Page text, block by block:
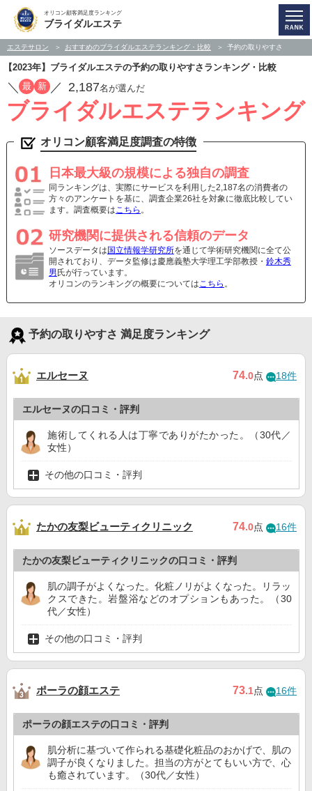
オリコン顧客満足度ランキング
ブライダルエステ
エステサロン おすすめのブライダルエステランキング・比較 予約の取りやすさ
【2023年】ブライダルエステの予約の取りやすさランキング・比較
／ 最 新 ／ 2,187名が選んだ
ブライダルエステランキング
オリコン顧客満足度調査の特徴
日本最大級の規模による独自の調査
同ランキングは、実際にサービスを利用した2,187名の消費者の
方々のアンケートを基に、調査企業26社を対象に徹底比較してい
ます。調査概要はこちら 。
研究機関に提供される信頼のデータ
ソースデータは 国立情報学研究所を通じて学術研究機関に全て公
開されており、データ監修は慶應義塾大学理工学部教授・ 鈴木秀
男 氏が行っています。
オリコンのランキングの概要についてはこちら 。
予約の取りやすさ 満足度ランキング
エルセーヌ 74.0点 18件
エルセーヌの口コミ・評判
施術してくれる人は丁寧でありがたかった。（30代／
女性）
その他の口コミ・評判
たかの友梨ビューティクリニック 74.0点 16件
たかの友梨ビューティクリニックの口コミ・評判
肌の調子がよくなった。化粧ノリがよくなった。リラッ
クスできた。岩盤浴などのオプションもあった。（30
代／女性）
その他の口コミ・評判
ポーラの顔エステ 73.1点 16件
ポーラの顔エステの口コミ・評判
肌分析に基づいて作られる基礎化粧品のおかげで、肌の
調子が良くなりました。担当の方がとてもいい方で、心
も癒されています。（30代／女性）